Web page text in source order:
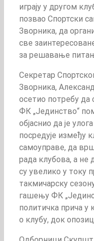
играју у другом
позвао Спортски
Зворника, да
све
за решавање
Секретар
Зворника,
осетио потребу да
ФК „Јединство“
објаснио да је
посредује између
самоуправе, да
рада клубова, а не
су увелико у току
такмичарску
гашењу ФК
политичка прича у
о клубу, док